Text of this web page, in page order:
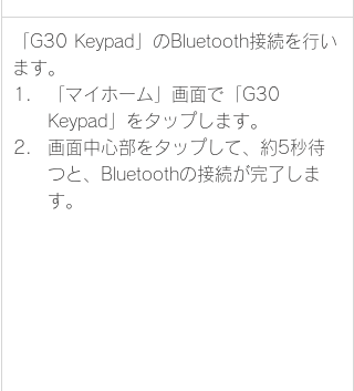
「G30 Keypad」のBluetooth接続を行い
ます。​
「マイホーム」画面で「G30
Keypad」をタップします。
画面中心部をタップして、約5秒待
つと、Bluetoothの接続が完了しま
す。